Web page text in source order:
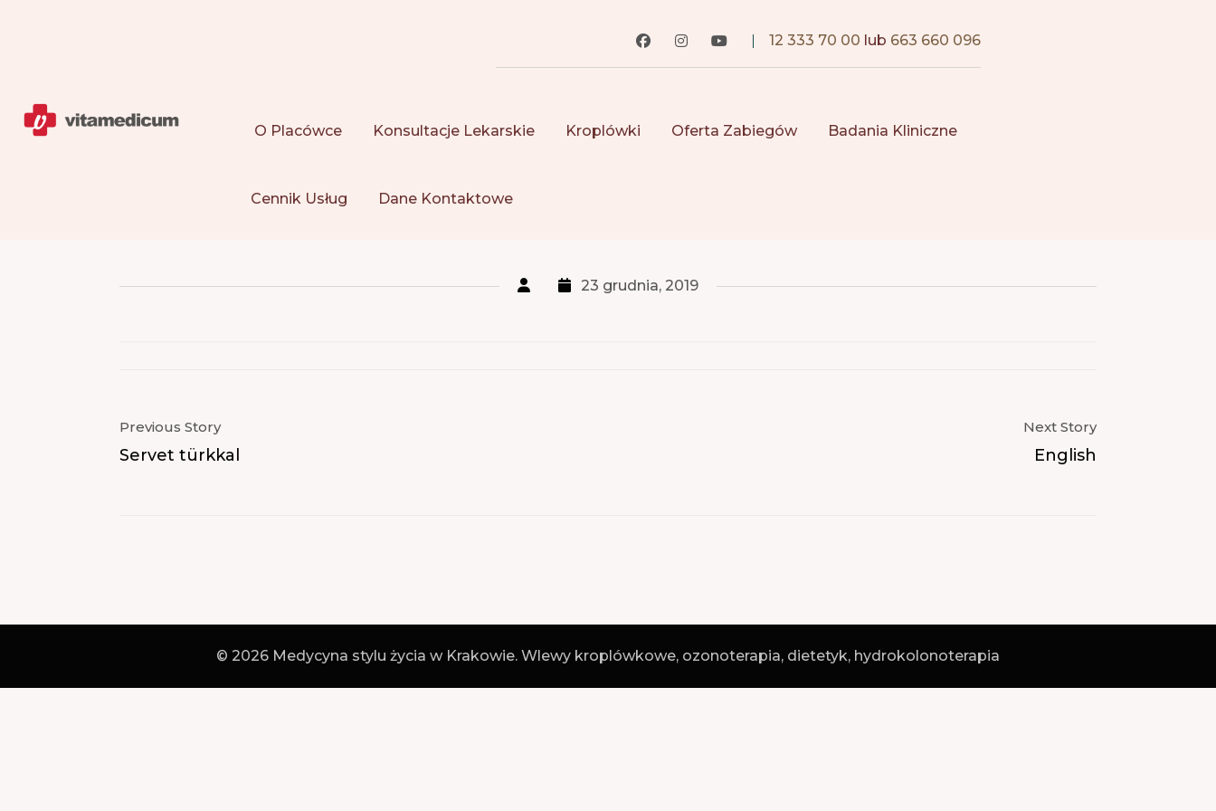
12 333 70 00 lub 663 660 096
O Placówce Konsultacje Lekarskie Kroplówki Oferta Zabiegów Badania Kliniczne
Cennik Usług Dane Kontaktowe
23 grudnia, 2019
Previous Story
Servet türkkal
Next Story
English
© 2026 Medycyna stylu życia w Krakowie. Wlewy kroplówkowe, ozonoterapia, dietetyk, hydrokolonoterapia